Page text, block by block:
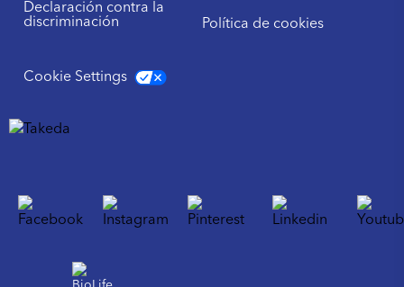
Declaración contra la
discriminación
Política de cookies
Cookie Settings